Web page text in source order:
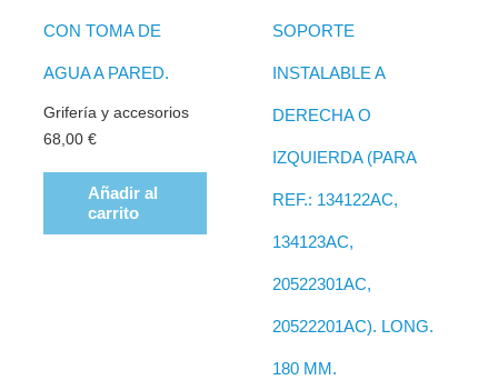
CON TOMA DE
AGUA A PARED.
Grifería y accesorios
68,00€
Añadir al
carrito
SOPORTE
INSTALABLE A
DERECHA O
IZQUIERDA (PARA
REF.: 134122AC,
134123AC,
20522301AC,
20522201AC). LONG.
180 MM.